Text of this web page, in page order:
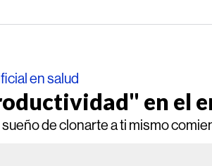
en salud
en el
de clonarte a ti mismo